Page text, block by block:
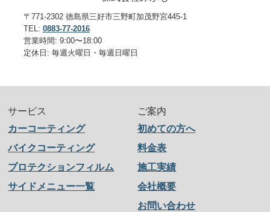
〒771-2302 徳島県三好市三野町加茂野宮445-1
TEL: 0883-77-2016
営業時間: 9:00〜18:00
定休日: 毎週火曜日・毎週日曜日
サービス
カーコーティング
バイクコーティング
プロテクションフィルム
サイドメニュー一覧
ご案内
初めての方へ
料金表
施工実績
会社概要
お問い合わせ